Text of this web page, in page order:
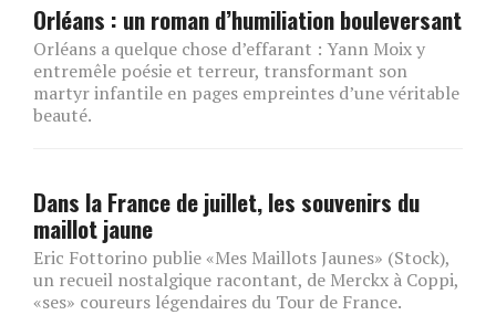
Orléans : un roman d’humiliation bouleversant
Orléans a quelque chose d’effarant : Yann Moix y
entremêle poésie et terreur, transformant son
martyr infantile en pages empreintes d’une véritable
beauté.
Dans la France de juillet, les souvenirs du
maillot jaune
Eric Fottorino publie «Mes Maillots Jaunes» (Stock),
un recueil nostalgique racontant, de Merckx à Coppi,
«ses» coureurs légendaires du Tour de France.